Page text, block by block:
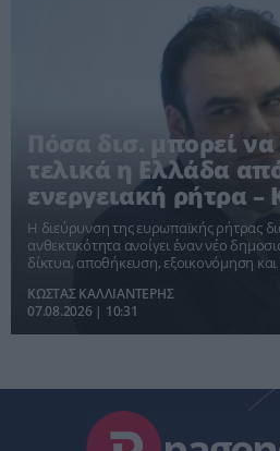
Πόσα δισ. μπορεί να
τελικά η Ελλάδα
ενεργειακή ρήτρα –
δισ. ίσως είναι
Η διεύρυνση της ευρωπαϊκής ρήτρας
ανθεκτικότητα ανοίγει έναν νέο
δίκτυα, αποθήκευση, εξοικονόμηση
καταφέρει να μετατρέψει τον έκτακτο
μόνιμη μείωση του ενεργειακού
ενίσχυση της ανταγωνιστικότητας.
ΚΩΣΤΑΣ ΚΑΛΛΙΑΝΤΕΡΗΣ
07.08.2026 | 10:31